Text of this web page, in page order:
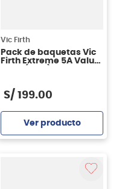
Vic Firth
Pack de baquetas Vic
Firth Extreme 5A Value
S/ 199.00
Ver producto